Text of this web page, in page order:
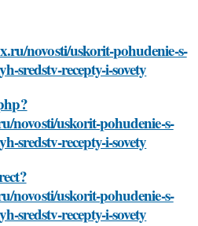
novosti/uskorit-pohudenie-s-
sredstv-recepty-i-sovety
novosti/uskorit-pohudenie-s-
sredstv-recepty-i-sovety
novosti/uskorit-pohudenie-s-
sredstv-recepty-i-sovety